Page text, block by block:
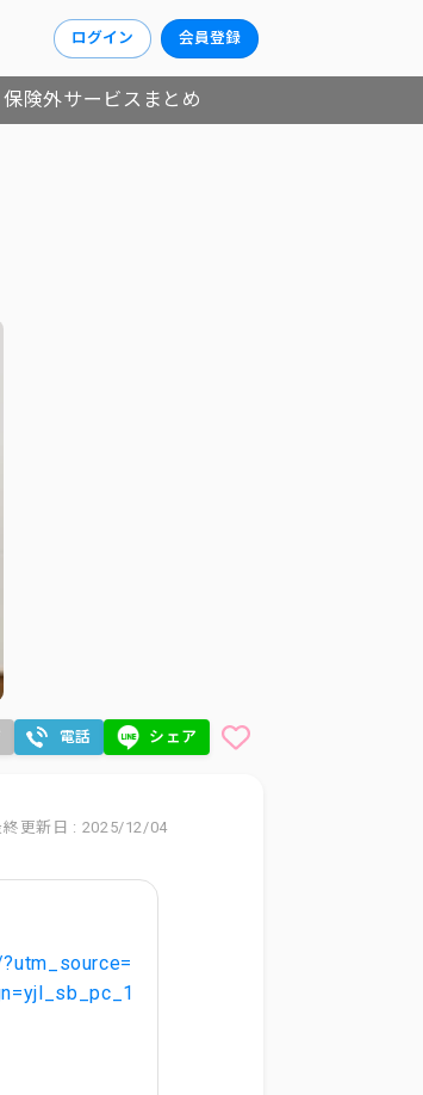
ログイン 会員登録
保険外サービスまとめ
電話 シェア
終更新日 : 2025/12/04